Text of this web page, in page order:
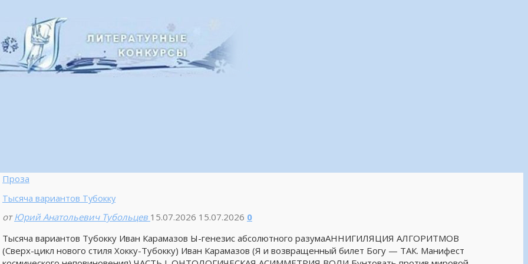
Проза
Тысяча вариантов Тубокку
от Юрий Анатольевич Тубольцев 15.07.2026 15.07.2026 0
Тысяча вариантов Тубокку Иван Карамазов Ы-генезис абсолютного разумаАННИГИЛЯЦИЯ АЛГОРИТМОВ
(Сверх-цикл нового стиля Хокку-Тубокку) Иван Карамазов (Я и возвращенный билет Богу — ТАК. Манифест